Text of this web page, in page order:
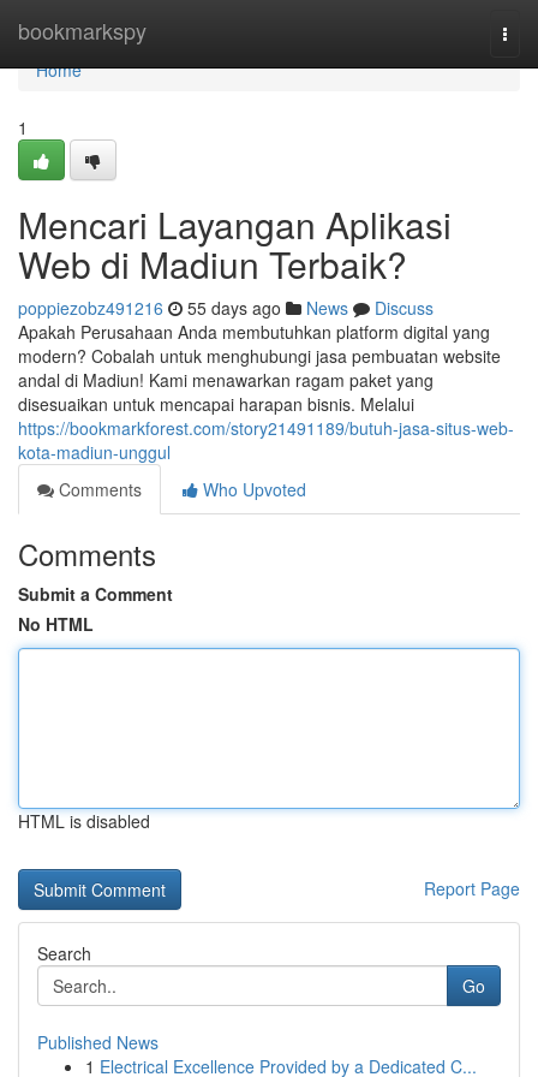
bookmarkspy
Home
Home
1
Mencari Layangan Aplikasi
Web di Madiun Terbaik?
poppiezobz491216 55 days ago News
Discuss
Apakah Perusahaan Anda membutuhkan platform digital yang
modern? Cobalah untuk menghubungi jasa pembuatan website
andal di Madiun! Kami menawarkan ragam paket yang
disesuaikan untuk mencapai harapan bisnis. Melalui
https://bookmarkforest.com/story21491189/butuh-jasa-situs-web-
kota-madiun-unggul
Comments
Who Upvoted
Comments
Submit a Comment
No HTML
HTML is disabled
Report Page
Search
Go
Published News
1 Electrical Excellence Provided by a Dedicated C...